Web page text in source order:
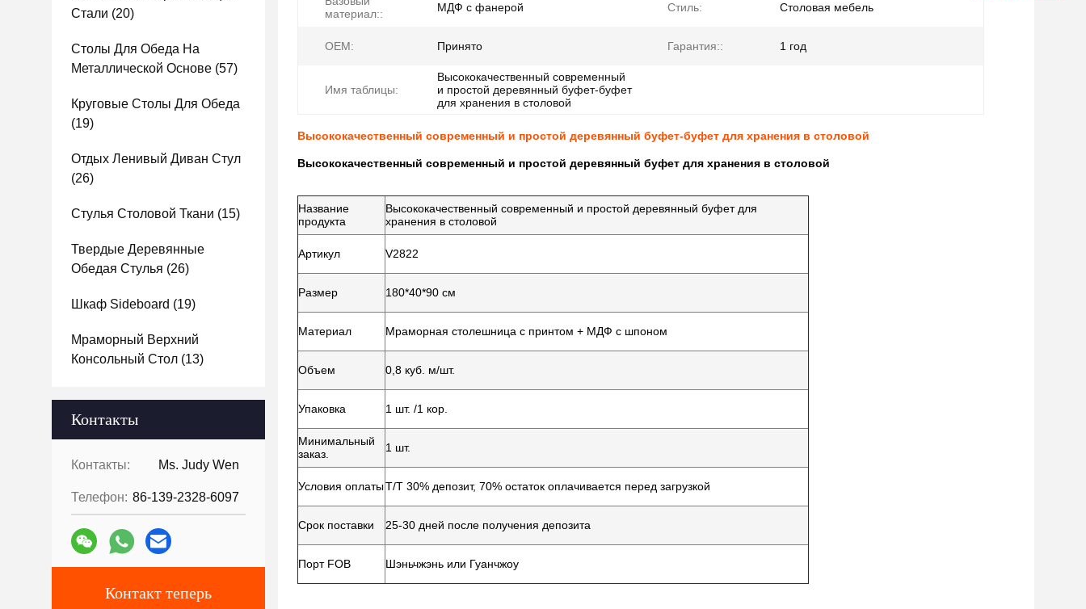
Стали (20)
Столы Для Обеда На
Металлической Основе (57)
Круговые Столы Для Обеда
(19)
Отдых Ленивый Диван Стул
(26)
Стулья Столовой Ткани (15)
Твердые Деревянные
Обедая Стулья (26)
Шкаф Sideboard (19)
Мраморный Верхний
Консольный Стол (13)
Контакты
Контакты: Ms. Judy Wen
Телефон: 86-139-2328-6097
Контакт теперь
материал::
МДФ с фанерой Стиль: Столовая мебель
OEM: Принято Гарантия:: 1 год
Имя таблицы:
Высококачественный современный
и простой деревянный буфет-буфет
для хранения в столовой
Высококачественный современный и простой деревянный буфет-буфет для хранения в столовой
Высококачественный современный и простой деревянный буфет для хранения в столовой
Название
продукта
Высококачественный современный и простой деревянный буфет для
хранения в столовой
Артикул V2822
Размер 180*40*90 см
Материал Мраморная столешница с принтом + МДФ с шпоном
Объем 0,8 куб. м/шт.
Упаковка 1 шт. /1 кор.
Минимальный
заказ.
1 шт.
Условия оплатыT/T 30% депозит, 70% остаток оплачивается перед загрузкой
Срок поставки 25-30 дней после получения депозита
Порт FOB Шэньчжэнь или Гуанчжоу